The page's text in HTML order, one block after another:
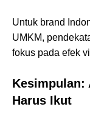
Untuk brand
UMKM,
fokus pada efek
Kesimpulan:
Harus Ikut